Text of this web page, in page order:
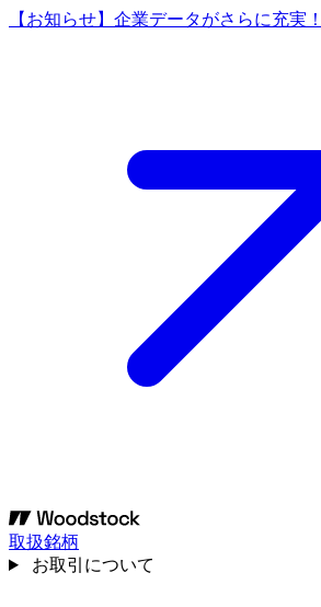
【お知らせ】企業データがさらに充実！
取扱銘柄
お取引について